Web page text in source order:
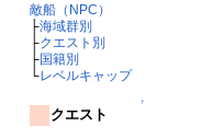
敵船（NPC）
├海域群別
├クエスト別
├国籍別
└レベルキャップ
↑
クエスト